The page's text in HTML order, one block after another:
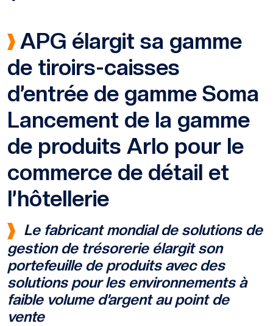
APG élargit sa gamme
de tiroirs-caisses
d’entrée de gamme Soma
Lancement de la gamme
de produits Arlo pour le
commerce de détail et
l’hôtellerie
Le fabricant mondial de solutions de
gestion de trésorerie élargit son
portefeuille de produits avec des
solutions pour les environnements à
faible volume d’argent au point de
vente